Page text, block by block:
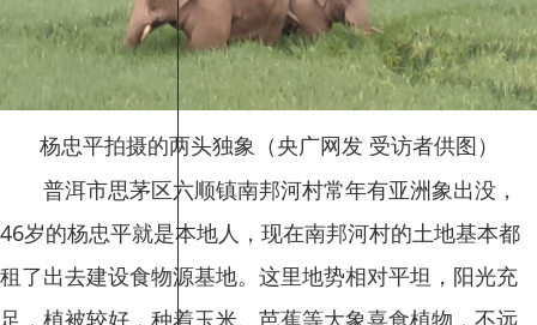
杨忠平拍摄的两头独象（央广网发 受访者供图）
普洱市思茅区六顺镇南邦河村常年有亚洲象出没，
46岁的杨忠平就是本地人，现在南邦河村的土地基本都
租了出去建设食物源基地。这里地势相对平坦，阳光充